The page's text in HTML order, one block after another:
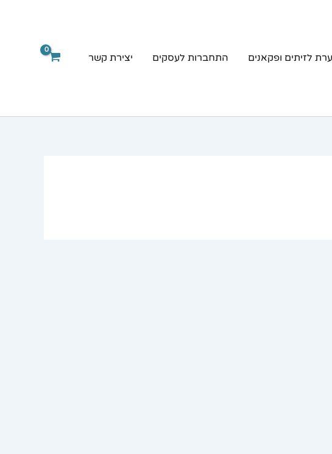
לזיתים ופקאנים התחברות לעסקים יצירת קשר